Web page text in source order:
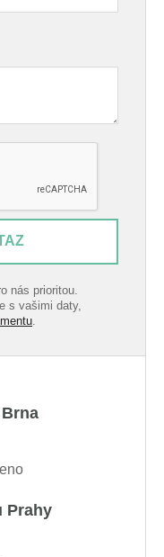
nás prioritou.
s vašimi daty,
Prahy